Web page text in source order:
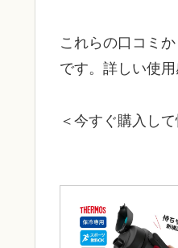
これらの口コミ
です。詳しい使
＜今すぐ購入し